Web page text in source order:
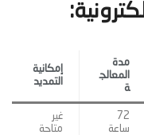
مدة
المعالج
ة
إمكانية
التمديد
72
ساعة
غير
متاحة